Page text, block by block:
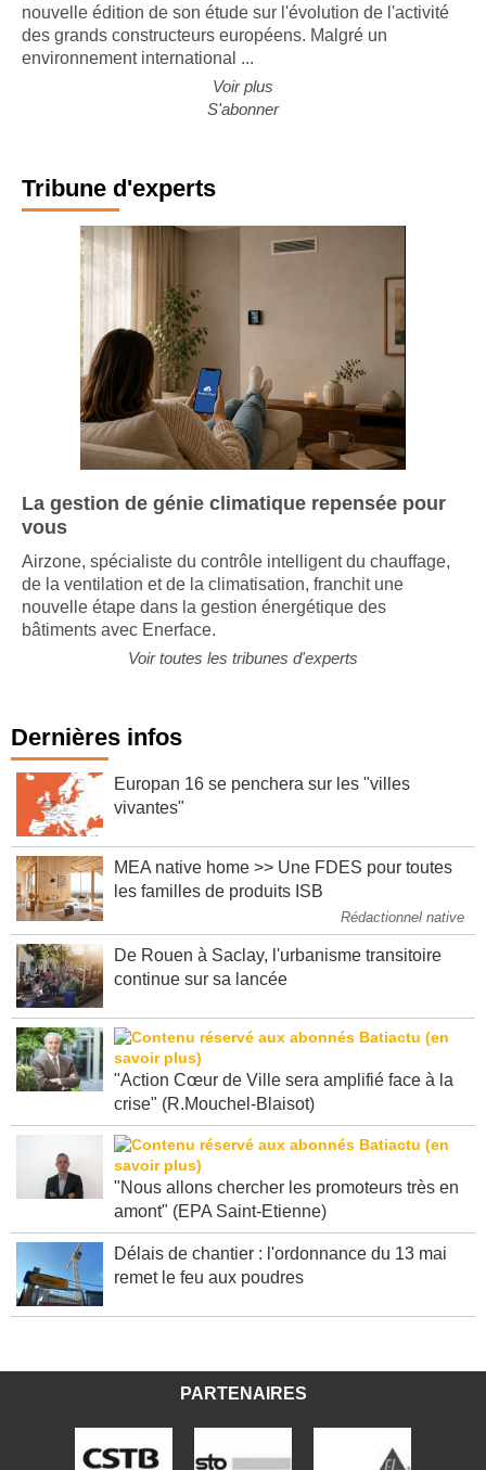
nouvelle édition de son étude sur l'évolution de l'activité
des grands constructeurs européens. Malgré un
environnement international ...
Voir plus
S'abonner
Tribune d'experts
La gestion de génie climatique repensée pour
vous
Airzone, spécialiste du contrôle intelligent du chauffage,
de la ventilation et de la climatisation, franchit une
nouvelle étape dans la gestion énergétique des
bâtiments avec Enerface.
Voir toutes les tribunes d'experts
Dernières infos
Europan 16 se penchera sur les "villes
vivantes"
MEA native home >> Une FDES pour toutes
les familles de produits ISB
Rédactionnel native
De Rouen à Saclay, l'urbanisme transitoire
continue sur sa lancée
"Action Cœur de Ville sera amplifié face à la
crise" (R.Mouchel-Blaisot)
"Nous allons chercher les promoteurs très en
amont" (EPA Saint-Etienne)
Délais de chantier : l'ordonnance du 13 mai
remet le feu aux poudres
PARTENAIRES